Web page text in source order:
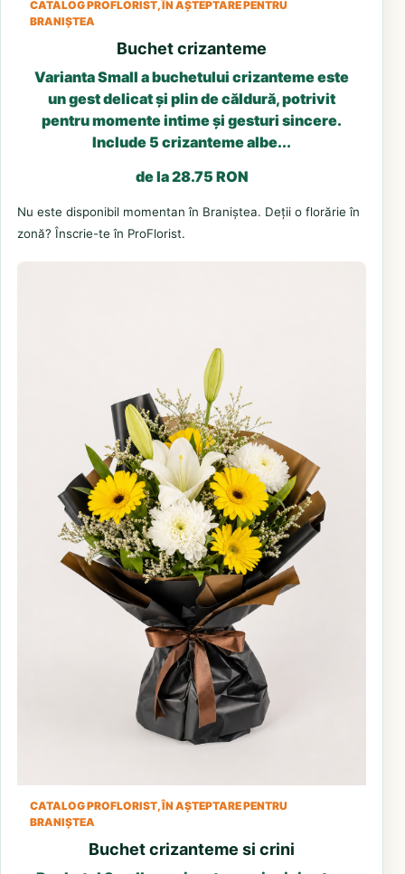
CATALOG PROFLORIST, ÎN AȘTEPTARE PENTRU
BRANIȘTEA
Buchet crizanteme
Varianta Small a buchetului crizanteme este
un gest delicat și plin de căldură, potrivit
pentru momente intime și gesturi sincere.
Include 5 crizanteme albe...
de la 28.75 RON
Nu este disponibil momentan în Braniștea. Deții o florărie în
zonă? Înscrie-te în ProFlorist.
CATALOG PROFLORIST, ÎN AȘTEPTARE PENTRU
BRANIȘTEA
Buchet crizanteme si crini